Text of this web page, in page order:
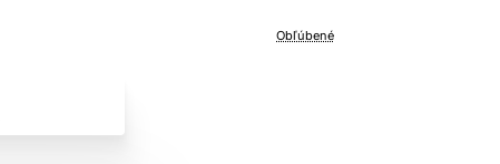
Obľúbené